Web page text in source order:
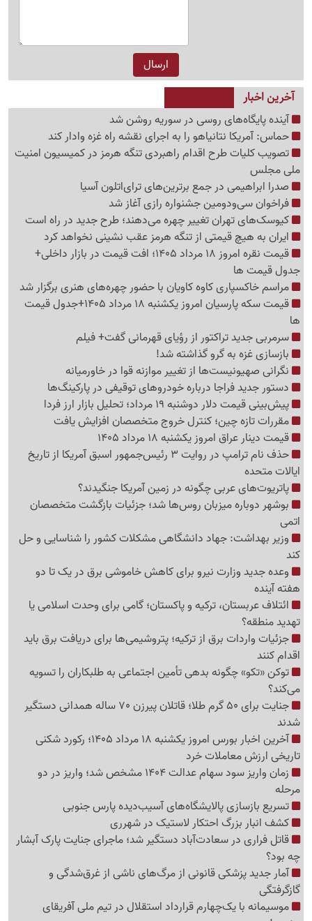
آخرین اخبار
آینده پایگاه‌های روسی در سوریه روشن شد
حماس: آمریکا نتانیاهو را به اجرای نقشه راه غزه وادار کند
تصویب کلیات طرح اقدام راهبردی تنگه هرمز در کمیسیون امنیت
ملی مجلس
صدرا ابراهیمی در جمع برترین‌های ترای‌اتلون آسیا
فراخوان سی‌ودومین جشنواره رازی آغاز شد
کیوسک‌های تهران تغییر چهره می‌دهند؛ طرح جدید در راه است
ایران به هیچ قیمتی از تنگه هرمز عقب نشینی نخواهد کرد
قیمت نقره امروز 18 مرداد 1405؛ افت قیمت در بازار داخلی+
جدول قیمت ها
مراسم خاکسپاری کاوه کاویان با حضور چهره‌های هنری برگزار شد
قیمت سکه پارسیان امروز یکشنبه 18 مرداد 1405+جدول قیمت
ها
سرمربی جدید تراکتور از رؤیای قهرمانی گفت+ فیلم
بازسازی غزه به گرو گذاشته شد!
نگرانی صهیونیست‌ها از تغییر موازنه قوا در خاورمیانه
دستور جدید فراجا درباره خودروهای توقیفی در پارکینگ‌ها
پیش‌بینی قیمت دلار دوشنبه 19 مرداد؛ تحلیل بازار ارز فردا
مقررات تازه چین؛ کنترل خروج متخصصان افزایش یافت
قیمت دینار عراق امروز یکشنبه 18 مرداد 1405
حذف نام ترامپ در روایت 3 رئیس‌جمهور اسبق آمریکا از تاریخ
ایالات متحده
پاتریوت‌های عربی چگونه در زمین آمریکا جنگیدند؟
بوشهر دوباره میزبان روس‌ها شد؛ جزئیات بازگشت متخصصان
اتمی
وزیر بهداشت: جهاد دانشگاهی مشکلات کشور را شناسایی و حل
کند
وعده جدید وزارت نیرو برای کاهش خاموشی برق در یک تا دو
هفته آینده
ائتلاف عربستان، ترکیه و پاکستان؛ گامی برای وحدت اسلامی یا
تهدید منطقه؟
جزئیات واردات برق از ترکیه؛ پتروشیمی‌ها برای دریافت برق باید
اقدام کنند
توکن «تکو» چگونه بدهی تأمین اجتماعی به طلبکاران را تسویه
می‌کند؟
جنایت برای 50 گرم طلا؛ قاتلان پیرزن 70 ساله همدانی دستگیر
شدند
آخرین اخبار بورس امروز یکشنبه 18 مرداد 1405؛ رکورد شکنی
تاریخی ارزش معاملات خرد
زمان واریز سود سهام عدالت 1404 مشخص شد؛ واریز در دو
مرحله
تسریع بازسازی پالایشگاه‌های آسیب‌دیده پارس جنوبی
کشف انبار بزرگ احتکار لاستیک در شهرری
قاتل فراری در سعادت‌آباد دستگیر شد؛ ماجرای جنایت پارک آبشار
چه بود؟
آمار جدید پزشکی قانونی از مرگ‌های ناشی از غرق‌شدگی و
گازگرفتگی
موسیمانه با یک‌چهارم قرارداد استقلال در تیم ملی آفریقای